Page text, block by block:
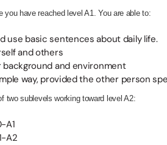
you have reached level A1. You are able to:
use basic sentences about daily life.
and others
background and environment
way, provided the other person
two sublevels working toward level A2:
A1
A2